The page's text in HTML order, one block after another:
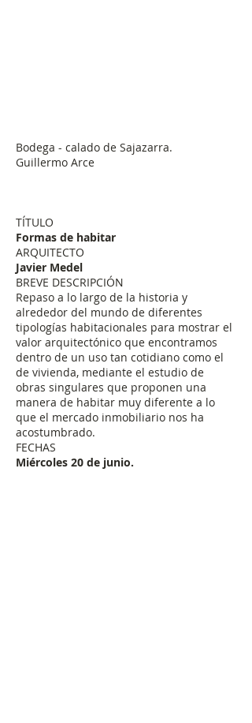
Bodega - calado de Sajazarra.
Guillermo Arce
TÍTULO
Formas de habitar
ARQUITECTO
Javier Medel
BREVE DESCRIPCIÓN
Repaso a lo largo de la historia y
alrededor del mundo de diferentes
tipologías habitacionales para mostrar el
valor arquitectónico que encontramos
dentro de un uso tan cotidiano como el
de vivienda, mediante el estudio de
obras singulares que proponen una
manera de habitar muy diferente a lo
que el mercado inmobiliario nos ha
acostumbrado.
FECHAS
Miércoles 20 de junio.